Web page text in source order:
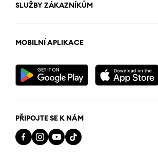
SLUŽBY ZÁKAZNÍKŮM
MOBILNÍ APLIKACE
PŘIPOJTE SE K NÁM